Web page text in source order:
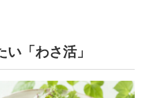
「わさ活」